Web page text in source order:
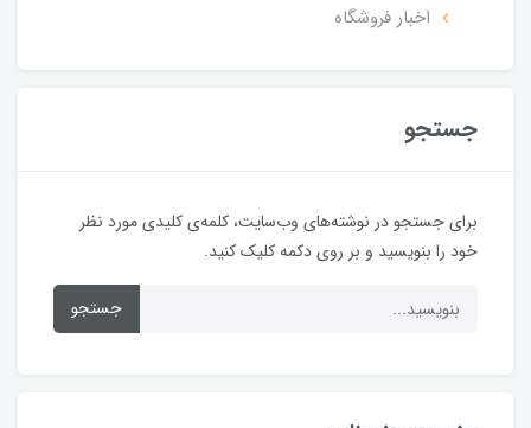
اخبار فروشگاه
جستجو
برای جستجو در نوشته‌های وب‌سایت، کلمه‌ی کلیدی مورد نظر
خود را بنویسید و بر روی دکمه کلیک کنید.
جستجو